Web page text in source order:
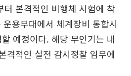
터 본격적인 비행체 시험에 착
용부대에서 체계장비 통합시
예정이다. 해당 무인기는 내
격적인 실전 감시정찰 임무에